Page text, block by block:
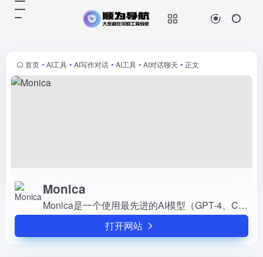
首页 • AI工具 • AI写作对话 • AI工具 • AI对话聊天 • 正文
Monica
Monica是一个使用最先进的AI模型（GPT-4、Claude 3、Gemini 等）帮助你对话、搜索、写作、翻译的一站式AI助手，并且提供多种图片、视频、PDF处理的工具。
打开网站
帮助你对话、搜索、写作、翻译的一
站式AI助手，并且提供多种图片、视
频、P...